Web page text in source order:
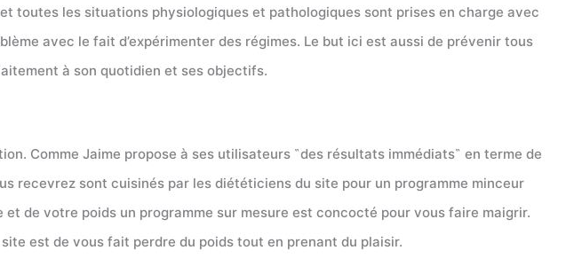
toutes les situations physiologiques et pathologiques sont prises en charge avec
avec le fait d’expérimenter des régimes. Le but ici est aussi de prévenir tous
à son quotidien et ses objectifs.
Comme Jaime propose à ses utilisateurs ῝des résultats immédiats῝ en terme de
recevrez sont cuisinés par les diététiciens du site pour un programme minceur
de votre poids un programme sur mesure est concocté pour vous faire maigrir.
est de vous fait perdre du poids tout en prenant du plaisir.